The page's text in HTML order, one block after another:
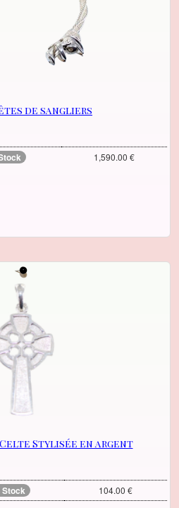
de sangliers
1,590.00 €
Stylisée en argent
Stock
104.00 €